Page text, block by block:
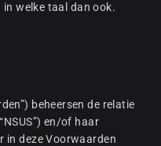
welke taal dan ook.
beheersen de relatie
en/of haar
in deze Voorwaarden